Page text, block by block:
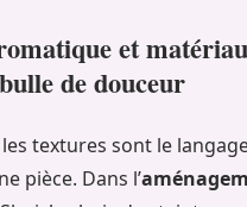
et
de douceur
textures sont le
pièce. Dans l’